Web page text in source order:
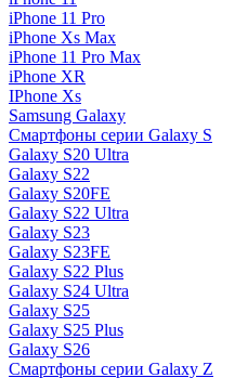
iPhone 11 Pro
iPhone Xs Max
iPhone 11 Pro Max
iPhone XR
IPhone Xs
Samsung Galaxy
Смартфоны серии Galaxy S
Galaxy S20 Ultra
Galaxy S22
Galaxy S20FE
Galaxy S22 Ultra
Galaxy S23
Galaxy S23FE
Galaxy S22 Plus
Galaxy S24 Ultra
Galaxy S25
Galaxy S25 Plus
Galaxy S26
Смартфоны серии Galaxy Z